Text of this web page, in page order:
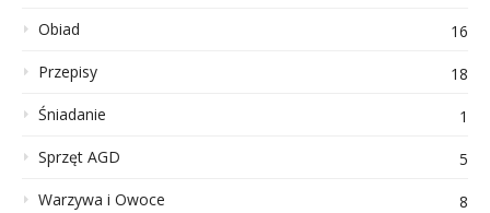
Obiad
16
Przepisy
18
Śniadanie
1
Sprzęt AGD
5
Warzywa i Owoce
8